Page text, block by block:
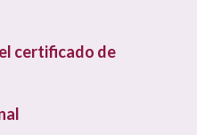
certificado de